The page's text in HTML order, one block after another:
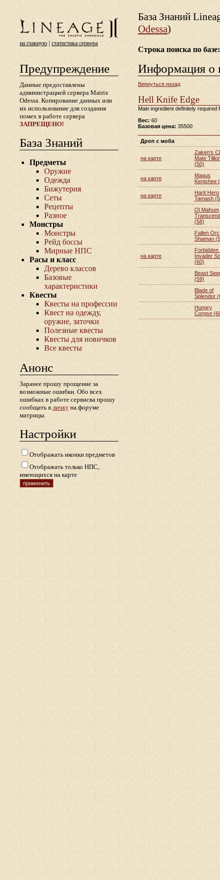
на главную | статистика сервера
База Знаний
Odessa)
Строка поиска по базе:
Предупреждение
Данные предоставлены
администрацией сервера Matrix
Odessa. Копирование данных или
их использование для создания
помех в работе сервера
ЗАПРЕЩЕНО!
База Знаний
Предметы
Оружие
Одежда
Бижутерия
Сеты
Рецепты
Разное
Монстры
Монстры
Рейд боссы
Мирные НПС
Расы и класс
Дерево классов
Базовые
характеристики
Квесты
Квесты на профессии
Квест на одежду,
оружие, заточки
Полезные квесты
Квесты для новичков
Все квесты
Анонс
Заранее прошу прощение за
возможные ошибки. Обо всех
ошибках в работе сервисва прошу
сообщать в личку на форуме
матрицы.
Настройки
Отображать иконки предметов
Отображать только НПС,
имеющихся на карте
Информация о
Вернуться назад
Hell Knife Edge
Main ingredient definitely
Вес: 60
Базовая цена: 35500
Дроп с моба
на карте
Zaken's
Mate
(50)
на карте
Magus
Kenishee
на карте
Harit Hero
Tamash
Ol Mahum
(58)
Fallen Orc
Shaman
на карте
Forbidden
Invader
(60)
Beast
(59)
Blade of
Splendor
Hungry
Corpse